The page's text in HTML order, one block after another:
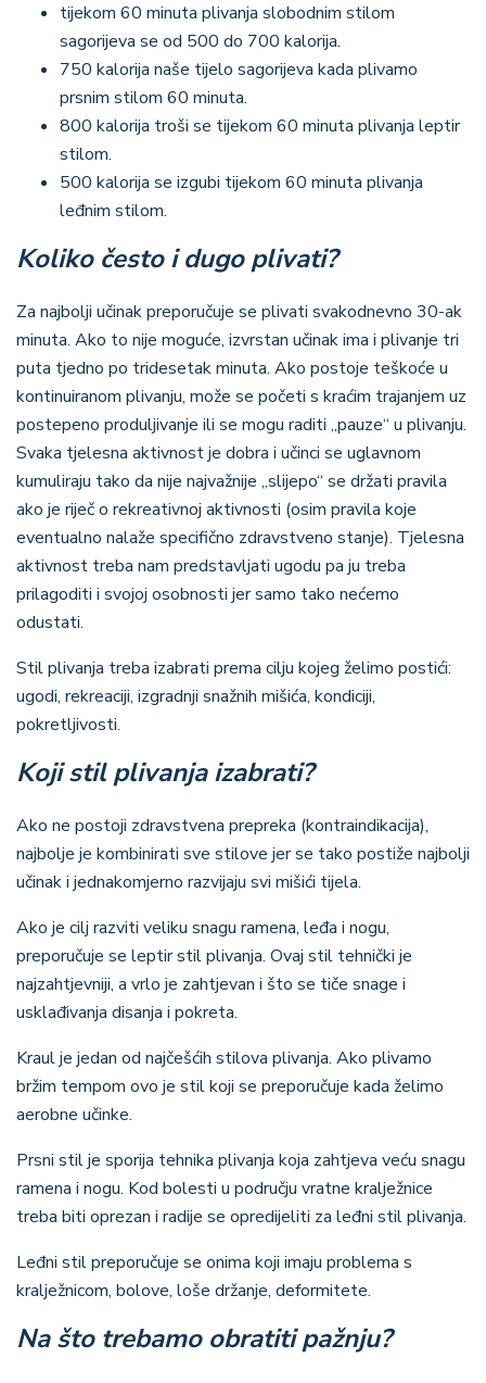
tijekom 60 minuta plivanja slobodnim stilom
sagorijeva se od 500 do 700 kalorija.
750 kalorija naše tijelo sagorijeva kada plivamo
prsnim stilom 60 minuta.
800 kalorija troši se tijekom 60 minuta plivanja leptir
stilom.
500 kalorija se izgubi tijekom 60 minuta plivanja
leđnim stilom.
Koliko često i dugo plivati?
Za najbolji učinak preporučuje se plivati svakodnevno 30-ak
minuta. Ako to nije moguće, izvrstan učinak ima i plivanje tri
puta tjedno po tridesetak minuta. Ako postoje teškoće u
kontinuiranom plivanju, može se početi s kraćim trajanjem uz
postepeno produljivanje ili se mogu raditi „pauze“ u plivanju.
Svaka tjelesna aktivnost je dobra i učinci se uglavnom
kumuliraju tako da nije najvažnije „slijepo“ se držati pravila
ako je riječ o rekreativnoj aktivnosti (osim pravila koje
eventualno nalaže specifično zdravstveno stanje). Tjelesna
aktivnost treba nam predstavljati ugodu pa ju treba
prilagoditi i svojoj osobnosti jer samo tako nećemo
odustati.
Stil plivanja treba izabrati prema cilju kojeg želimo postići:
ugodi, rekreaciji, izgradnji snažnih mišića, kondiciji,
pokretljivosti.
Koji stil plivanja izabrati?
Ako ne postoji zdravstvena prepreka (kontraindikacija),
najbolje je kombinirati sve stilove jer se tako postiže najbolji
učinak i jednakomjerno razvijaju svi mišići tijela.
Ako je cilj razviti veliku snagu ramena, leđa i nogu,
preporučuje se leptir stil plivanja. Ovaj stil tehnički je
najzahtjevniji, a vrlo je zahtjevan i što se tiče snage i
usklađivanja disanja i pokreta.
Kraul je jedan od najčešćih stilova plivanja. Ako plivamo
bržim tempom ovo je stil koji se preporučuje kada želimo
aerobne učinke.
Prsni stil je sporija tehnika plivanja koja zahtjeva veću snagu
ramena i nogu. Kod bolesti u području vratne kralježnice
treba biti oprezan i radije se opredijeliti za leđni stil plivanja.
Leđni stil preporučuje se onima koji imaju problema s
kralježnicom, bolove, loše držanje, deformitete.
Na što trebamo obratiti pažnju?